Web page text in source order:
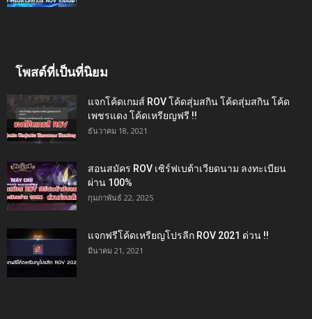
โพสต์ที่เป็นที่นิยม
แจกโค้ดเกมส์ ROV โค้ดสุ่มสกิน โค้ดสุ่มสกิน โค้ด
เพชรแดง โค้ดเหรียญฟรี !!
ธันวาคม 18, 2021
สอนสมัคร ROV เซิร์ฟเบต้าเวียดนาม ลงทะเบียน
ผ่าน 100%
กุมภาพันธ์ 22, 2025
แจกฟรีโค้ดเหรียญโปรลีก ROV 2021 ด่วน !!
มีนาคม 21, 2021